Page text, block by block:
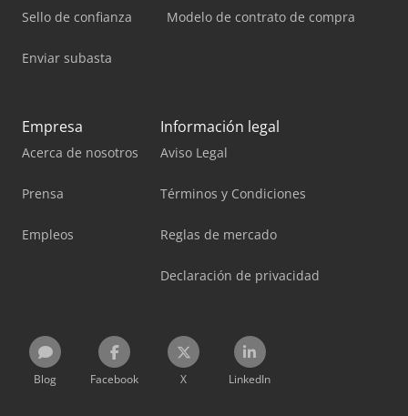
Sello de confianza
Enviar subasta
Modelo de contrato de compra
Empresa
Acerca de nosotros
Prensa
Empleos
Información legal
Aviso Legal
Términos y Condiciones
Reglas de mercado
Declaración de privacidad
Blog Facebook X LinkedIn